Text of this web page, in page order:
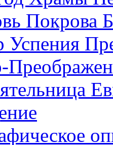
Покрова
Успения